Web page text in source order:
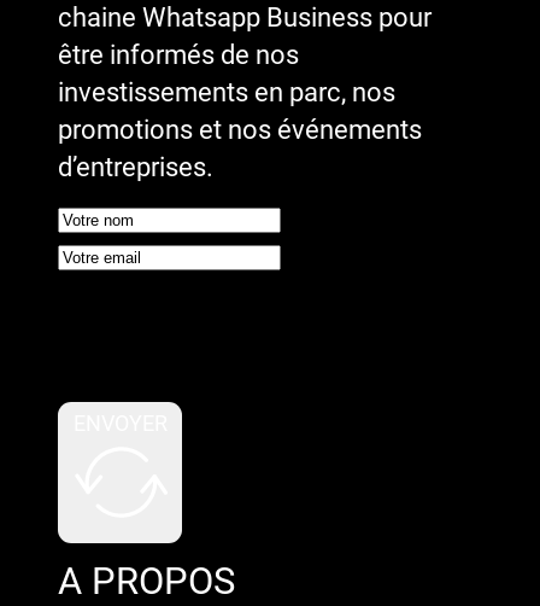
chaine Whatsapp Business pour
être informés de nos
investissements en parc, nos
promotions et nos événements
d’entreprises.
A PROPOS